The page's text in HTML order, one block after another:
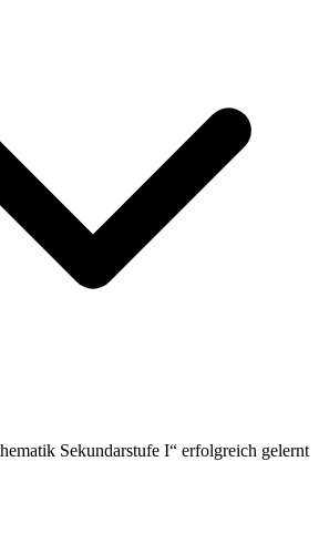
Sekundarstufe I“ erfolgreich gelernt